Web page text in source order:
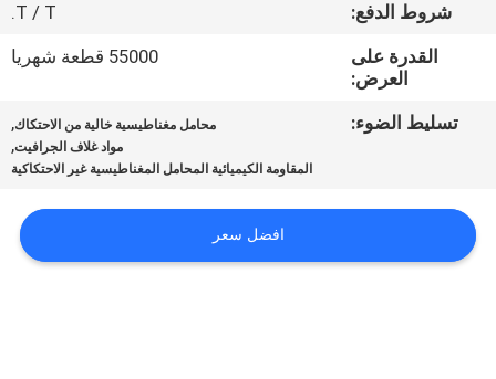
اقتباس
الموقع
شروط الدفع:
T / T.
القدرة على
العرض:
55000 قطعة شهريا
تسليط الضوء: محامل مغناطيسية خالية من الاحتكاك,
مواد غلاف الجرافيت,
المقاومة الكيميائية المحامل المغناطيسية غير الاحتكاكية
افضل سعر